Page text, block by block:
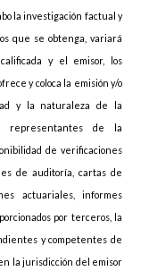
la investigación factual y
que se obtenga, variará
y el emisor, los
y coloca la emisión y/o
y la naturaleza de la
representantes de la
de verificaciones
de auditoría, cartas de
actuariales, informes
por terceros, la
y competentes de
la jurisdicción del emisor